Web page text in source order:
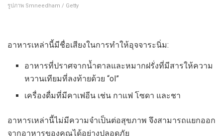
รูปภาพ Smneedham / Getty
อาหารเหล่านี้มีชื่อเสียงในการทำให้อุจจาระนิ่ม:
อาหารที่ปราศจากน้ำตาลและหมากฝรั่งที่มีสารให้ความ
หวานเทียมที่ลงท้ายด้วย “ol”
เครื่องดื่มที่มีคาเฟอีน เช่น กาแฟ โซดา และชา
อาหารเหล่านี้ไม่มีความจำเป็นต่อสุขภาพ จึงสามารถแยกออก
จากอาหารของคุณได้อย่างปลอดภัย